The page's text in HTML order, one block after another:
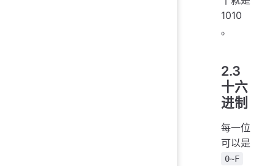
1010
。
2.3
十六
进制
每一位
可以是
0~F